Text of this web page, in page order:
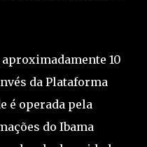
aproximadamente 10
da Plataforma
é operada pela
do Ibama